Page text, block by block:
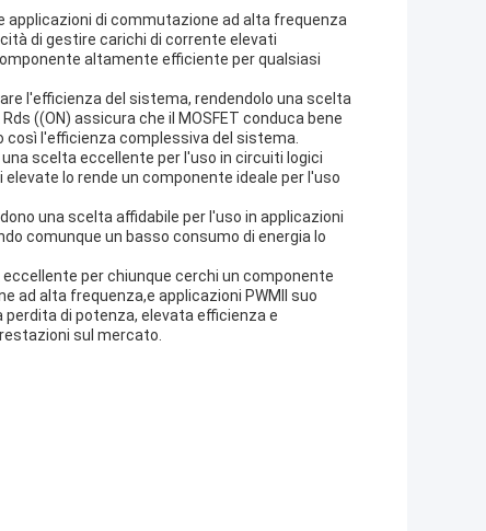
applicazioni di commutazione ad alta frequenza
di gestire carichi di corrente elevati
altamente efficiente per qualsiasi
l'efficienza del sistema, rendendolo una scelta
((ON) assicura che il MOSFET conduca bene
così l'efficienza complessiva del sistema.
scelta eccellente per l'uso in circuiti logici
lo rende un componente ideale per l'uso
una scelta affidabile per l'uso in applicazioni
comunque un basso consumo di energia lo
per chiunque cerchi un componente
ad alta frequenza,e applicazioni PWMIl suo
di potenza, elevata efficienza e
sul mercato.